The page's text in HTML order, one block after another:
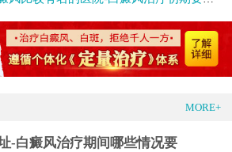
MORE+
-白癜风治疗期间哪些情况要